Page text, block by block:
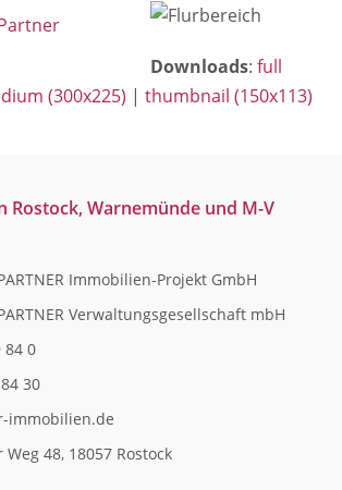
Downloads:full
(300x225) |thumbnail (150x113)
Rostock, Warnemünde und M-V
Immobilien-Projekt GmbH
Verwaltungsgesellschaft mbH
84 0
30
immobilien.de
48, 18057 Rostock